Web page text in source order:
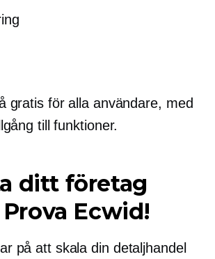
gratis för alla användare, med
till funktioner.
ditt företag
Ecwid!
på att skala din detaljhandel